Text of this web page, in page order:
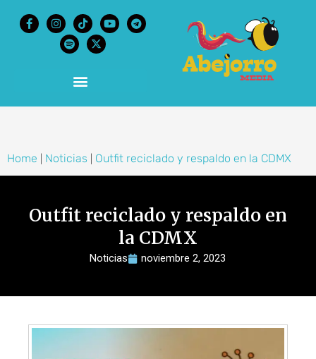
Home Noticias Outfit reciclado y respaldo en la CDMX
Outfit reciclado y respaldo en
la CDMX
Noticias noviembre 2, 2023